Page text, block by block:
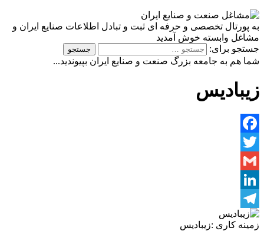
به پورتال تخصصی و حرفه ای ثبت و تبادل اطلاعات صنایع ایران و
مشاغل وابسته خوش آمدید
جستجو برای:
شما هم به جامعه بزرگ صنعت و صنایع ایران بپیوندید...
زیبادیس
Facebook
Twitter
Gmail
LinkedIn
Telegram
زمینه کاری :زیبادیس